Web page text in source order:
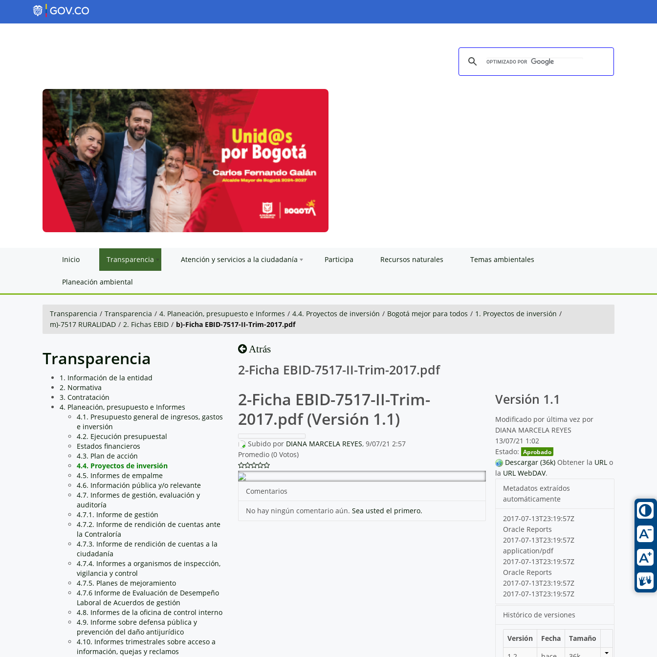
Inicio Transparencia Atención y servicios a la ciudadanía Participa Recursos naturales Temas ambientales
Planeación ambiental
Transparencia / Transparencia / 4. Planeación, presupuesto e Informes / 4.4. Proyectos de inversión / Bogotá mejor para todos / 1. Proyectos de inversión /
m)-7517 RURALIDAD / 2. Fichas EBID / b)-Ficha EBID-7517-II-Trim-2017.pdf
Transparencia
1. Información de la entidad
2. Normativa
3. Contratación
4. Planeación, presupuesto e Informes
4.1. Presupuesto general de ingresos, gastos
e inversión
4.2. Ejecución presupuestal
Estados financieros
4.3. Plan de acción
4.4. Proyectos de inversión
4.5. Informes de empalme
4.6. Información pública y/o relevante
4.7. Informes de gestión, evaluación y
auditoría
4.7.1. Informe de gestión
4.7.2. Informe de rendición de cuentas ante
la Contraloría
4.7.3. Informe de rendición de cuentas a la
ciudadanía
4.7.4. Informes a organismos de inspección,
vigilancia y control
4.7.5. Planes de mejoramiento
4.7.6 Informe de Evaluación de Desempeño
Laboral de Acuerdos de gestión
4.8. Informes de la oficina de control interno
4.9. Informe sobre defensa pública y
prevención del daño antijurídico
4.10. Informes trimestrales sobre acceso a
información, quejas y reclamos
Atrás
2-Ficha EBID-7517-II-Trim-2017.pdf
2-Ficha EBID-7517-II-Trim-
2017.pdf (Versión 1.1)
Subido por DIANA MARCELA REYES, 9/07/21 2:57
Promedio (0 Votos)
Comentarios
No hay ningún comentario aún. Sea usted el primero.
Versión 1.1
Modificado por última vez por
DIANA MARCELA REYES
13/07/21 1:02
Estado: Aprobado
Descargar (36k) Obtener la URL o
la URL WebDAV.
Metadatos extraídos
automáticamente
2017-07-13T23:19:57Z
Oracle Reports
2017-07-13T23:19:57Z
application/pdf
2017-07-13T23:19:57Z
Oracle Reports
2017-07-13T23:19:57Z
2017-07-13T23:19:57Z
Histórico de versiones
Versión Fecha
Tamaño